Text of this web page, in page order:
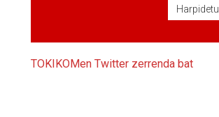
Harpidetu
TOKIKOMen Twitter zerrenda bat